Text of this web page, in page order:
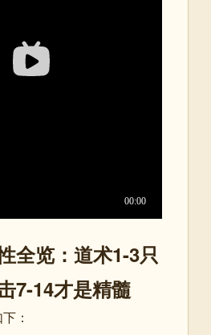
全览：道术1-3只
7-14才是精髓
：